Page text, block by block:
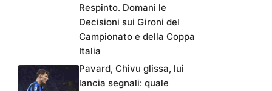
Respinto. Domani le
Decisioni sui Gironi del
Campionato e della Coppa
Italia
Pavard, Chivu glissa, lui
lancia segnali: quale